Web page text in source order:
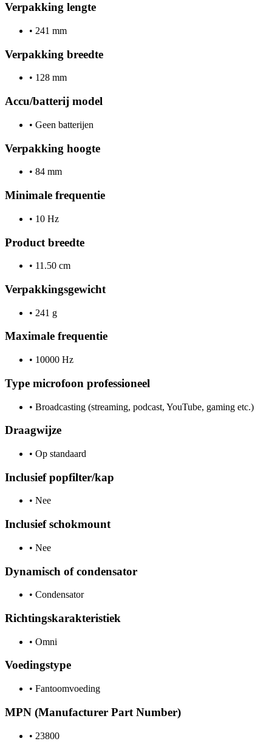
Verpakking lengte
• 241 mm
Verpakking breedte
• 128 mm
Accu/batterij model
• Geen batterijen
Verpakking hoogte
• 84 mm
Minimale frequentie
• 10 Hz
Product breedte
• 11.50 cm
Verpakkingsgewicht
• 241 g
Maximale frequentie
• 10000 Hz
Type microfoon professioneel
• Broadcasting (streaming, podcast, YouTube, gaming etc.)
Draagwijze
• Op standaard
Inclusief popfilter/kap
• Nee
Inclusief schokmount
• Nee
Dynamisch of condensator
• Condensator
Richtingskarakteristiek
• Omni
Voedingstype
• Fantoomvoeding
MPN (Manufacturer Part Number)
• 23800